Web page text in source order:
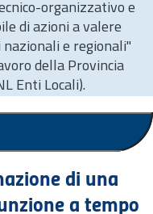
organizzativo e
di azioni a valere
nazionali e regionali"
della Provincia
Enti Locali).
di una
a tempo